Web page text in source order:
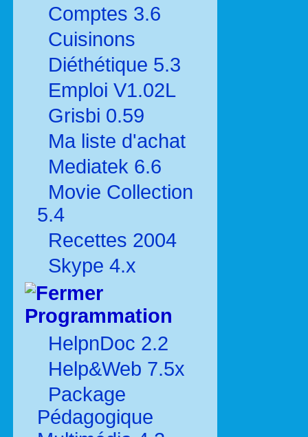
Comptes 3.6
Cuisinons
Diéthétique 5.3
Emploi V1.02L
Grisbi 0.59
Ma liste d'achat
Mediatek 6.6
Movie Collection
5.4
Recettes 2004
Skype 4.x
Programmation
HelpnDoc 2.2
Help&Web 7.5x
Package
Pédagogique